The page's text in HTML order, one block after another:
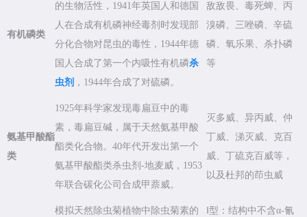
有机磷类
的生物活性，1941年英国人和德国
人在合成有机磷神经毒剂时发现部
分化合物对昆虫的毒性，1944年德
国人合成了第一个内吸性有机磷杀
虫剂 ，1944年合成了对硫磷。
敌敌畏、毒死蜱、丙
溴磷、三唑磷、辛硫
磷、氧乐果、杀扑磷
等
氨基甲酸酯
类
1925年科学家发现毒扁豆中的毒
素，毒扁豆碱，属于天然氨基甲酸
酯类化合物。40年代开发出第一个
氨基甲酸酯类杀虫剂-地麦威，1953
年联合碳化公司合成甲萘威。
灭多威、异丙威、仲
丁威、涕灭威、克百
威、丁硫克百威等，
以及杜邦的茚虫威
模拟天然除虫菊植物中除虫菊素的
Ⅰ型：结构中不含α-氰